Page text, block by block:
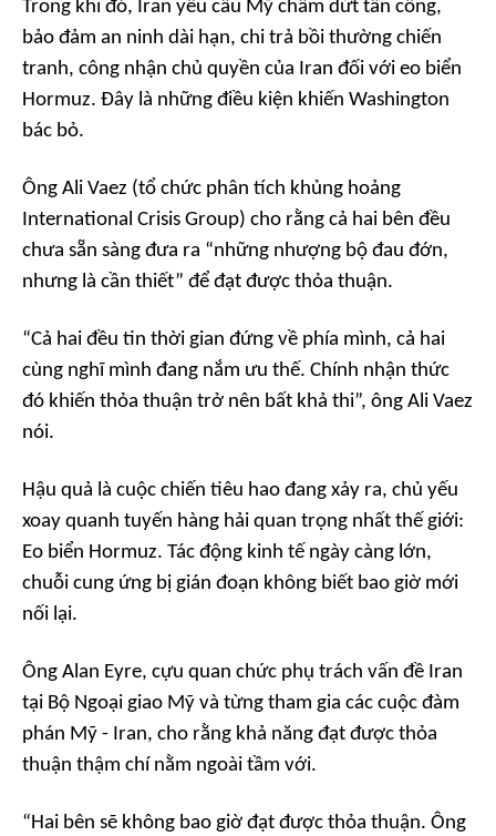
Trong khi đó, Iran yêu cầu Mỹ chấm dứt tấn công,
bảo đảm an ninh dài hạn, chi trả bồi thường chiến
tranh, công nhận chủ quyền của Iran đối với eo biển
Hormuz. Đây là những điều kiện khiến Washington
bác bỏ.
Ông Ali Vaez (tổ chức phân tích khủng hoảng
International Crisis Group) cho rằng cả hai bên đều
chưa sẵn sàng đưa ra “những nhượng bộ đau đớn,
nhưng là cần thiết” để đạt được thỏa thuận.
“Cả hai đều tin thời gian đứng về phía mình, cả hai
cùng nghĩ mình đang nắm ưu thế. Chính nhận thức
đó khiến thỏa thuận trở nên bất khả thi”, ông Ali Vaez
nói.
Hậu quả là cuộc chiến tiêu hao đang xảy ra, chủ yếu
xoay quanh tuyến hàng hải quan trọng nhất thế giới:
Eo biển Hormuz. Tác động kinh tế ngày càng lớn,
chuỗi cung ứng bị gián đoạn không biết bao giờ mới
nối lại.
Ông Alan Eyre, cựu quan chức phụ trách vấn đề Iran
tại Bộ Ngoại giao Mỹ và từng tham gia các cuộc đàm
phán Mỹ - Iran, cho rằng khả năng đạt được thỏa
thuận thậm chí nằm ngoài tầm với.
“Hai bên sẽ không bao giờ đạt được thỏa thuận. Ông